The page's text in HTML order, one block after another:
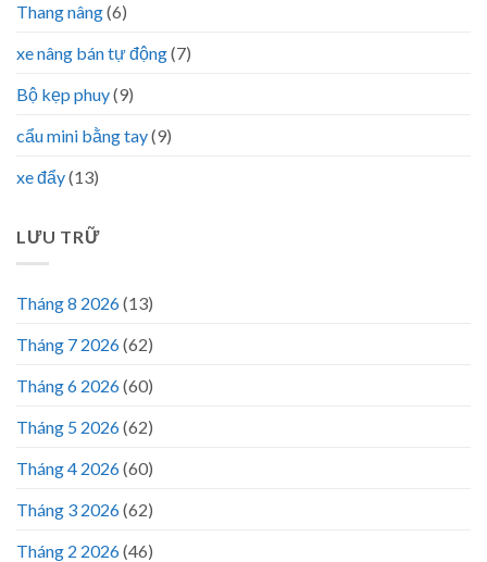
Thang nâng(6)
xe nâng bán tự động(7)
Bộ kẹp phuy(9)
cẩu mini bằng tay(9)
xe đẩy(13)
LƯU TRỮ
Tháng 8 2026(13)
Tháng 7 2026(62)
Tháng 6 2026(60)
Tháng 5 2026(62)
Tháng 4 2026(60)
Tháng 3 2026(62)
Tháng 2 2026(46)